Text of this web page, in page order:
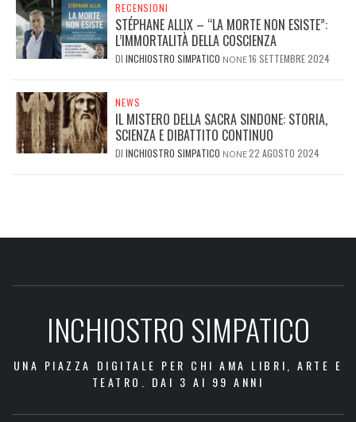
RECENSIONI
STÉPHANE ALLIX – “LA MORTE NON ESISTE”:
L’IMMORTALITÀ DELLA COSCIENZA
DI INCHIOSTRO SIMPATICO NONE16 SETTEMBRE 2024
NEWS
IL MISTERO DELLA SACRA SINDONE: STORIA,
SCIENZA E DIBATTITO CONTINUO
DI INCHIOSTRO SIMPATICO NONE22 AGOSTO 2024
INCHIOSTRO SIMPATICO
UNA PIAZZA DIGITALE PER CHI AMA LIBRI, ARTE E
TEATRO. DAI 3 AI 99 ANNI